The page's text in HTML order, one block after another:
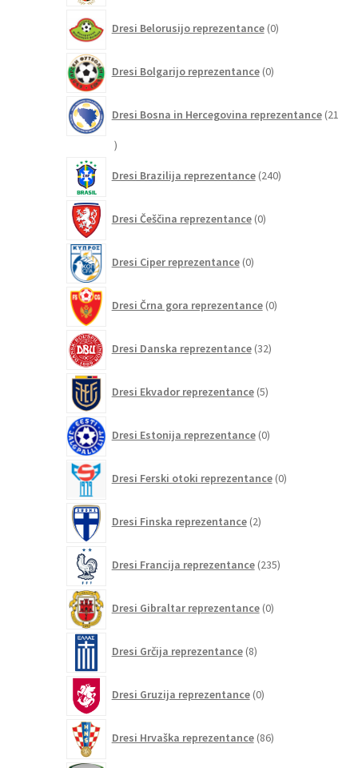
Dresi Belorusijo reprezentance 0izdelkov
Dresi Bolgarijo reprezentance 0izdelkov
Dresi Bosna in Hercegovina reprezentance 21
21
Dresi Brazilija reprezentance 240izdelkov
Dresi Češčina reprezentance 0izdelkov
Dresi Ciper reprezentance 0izdelkov
Dresi Črna gora reprezentance 0izdelkov
Dresi Danska reprezentance 32izdelkov
Dresi Ekvador reprezentance 5izdelkov
Dresi Estonija reprezentance 0izdelkov
Dresi Ferski otoki reprezentance 0izdelkov
Dresi Finska reprezentance 2izdelka
Dresi Francija reprezentance 235izdelkov
Dresi Gibraltar reprezentance 0izdelkov
Dresi Grčija reprezentance 8izdelkov
Dresi Gruzija reprezentance 0izdelkov
Dresi Hrvaška reprezentance 86izdelkov